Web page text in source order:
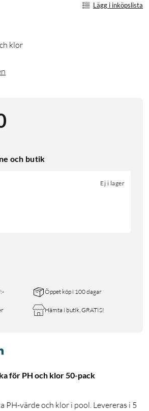
Lägg i inköpslista
klor
och butik
Ej i lager
Öppet köp i 100 dagar
Hämta i butik, GRATIS!
för PH och klor 50-pack
PH-värde och klor i pool. Levereras i 5